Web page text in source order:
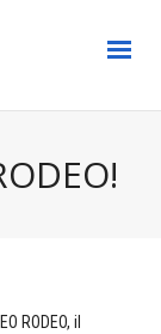
RODEO, il